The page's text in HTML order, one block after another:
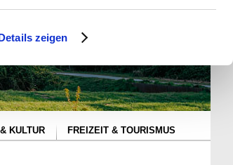
zeigen
KULTUR FREIZEIT & TOURISMUS